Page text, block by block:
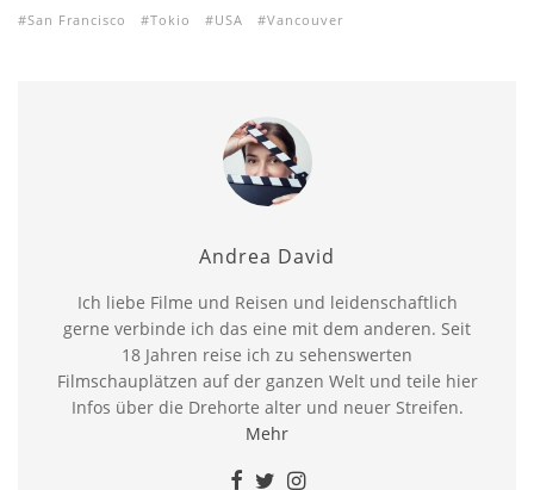
San Francisco
Tokio USA Vancouver
Andrea David
Ich liebe Filme und Reisen und leidenschaftlich
gerne verbinde ich das eine mit dem anderen. Seit
18 Jahren reise ich zu sehenswerten
Filmschauplätzen auf der ganzen Welt und teile hier
Infos über die Drehorte alter und neuer Streifen.
Mehr